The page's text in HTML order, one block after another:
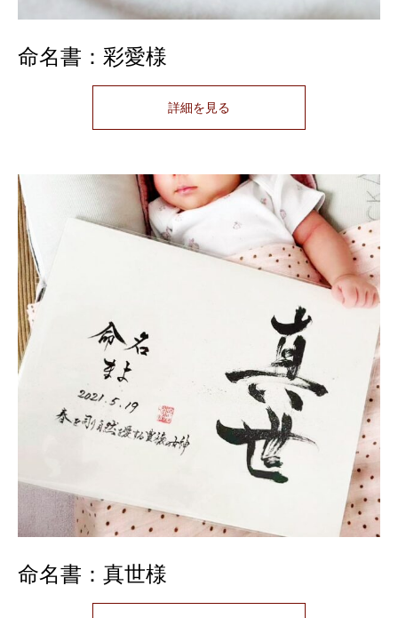
命名書：彩愛様
詳細を見る
命名書：真世様